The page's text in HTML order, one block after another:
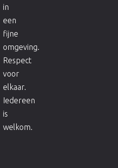
in
een
fijne
omgeving.
Respect
voor
elkaar.
Iedereen
is
welkom.